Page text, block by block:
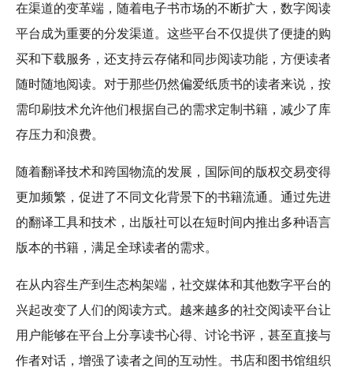
在渠道的变革端，随着电子书市场的不断扩大，数字阅读
平台成为重要的分发渠道。这些平台不仅提供了便捷的购
买和下载服务，还支持云存储和同步阅读功能，方便读者
随时随地阅读。对于那些仍然偏爱纸质书的读者来说，按
需印刷技术允许他们根据自己的需求定制书籍，减少了库
存压力和浪费。
随着翻译技术和跨国物流的发展，国际间的版权交易变得
更加频繁，促进了不同文化背景下的书籍流通。通过先进
的翻译工具和技术，出版社可以在短时间内推出多种语言
版本的书籍，满足全球读者的需求。
在从内容生产到生态构架端，社交媒体和其他数字平台的
兴起改变了人们的阅读方式。越来越多的社交阅读平台让
用户能够在平台上分享读书心得、讨论书评，甚至直接与
作者对话，增强了读者之间的互动性。书店和图书馆组织